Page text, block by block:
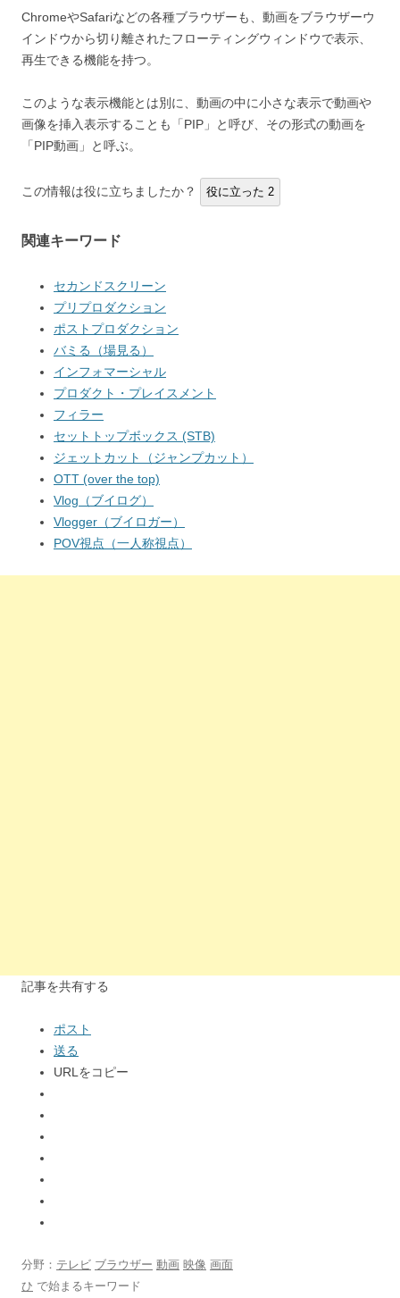
ChromeやSafariなどの各種ブラウザーも、動画をブラウザーウ
インドウから切り離されたフローティングウィンドウで表示、
再生できる機能を持つ。
このような表示機能とは別に、動画の中に小さな表示で動画や
画像を挿入表示することも「PIP」と呼び、その形式の動画を
「PIP動画」と呼ぶ。
この情報は役に立ちましたか？ 役に立った 2
関連キーワード
セカンドスクリーン
プリプロダクション
ポストプロダクション
バミる（場見る）
インフォマーシャル
プロダクト・プレイスメント
フィラー
セットトップボックス (STB)
ジェットカット（ジャンプカット）
OTT (over the top)
Vlog（ブイログ）
Vlogger（ブイロガー）
POV視点（一人称視点）
記事を共有する
ポスト
送る
URLをコピー
分野： テレビ ブラウザー 動画 映像 画面
ひ で始まるキーワード